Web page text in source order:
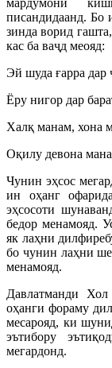
писандидаанд. Бо
зинда ворид
кас ба ваҷд меояд:
Эй шуда ғарра
Ёру нигор дар
Халқ манам, хона
Оқилу девона
Чунин эҳсос
ин оҳанг
эҳсосоти
бедор менамояд.
як лаҳни
бо чунин лаҳни
менамояд.
Давлатманди
оҳанги фораму
месарояд, ки
эътибору
мегардонд.